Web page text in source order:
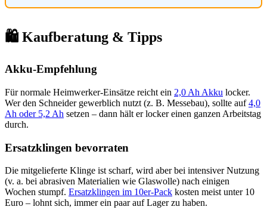
🛍 Kaufberatung & Tipps
Akku-Empfehlung
Für normale Heimwerker-Einsätze reicht ein 2,0 Ah Akku locker.
Wer den Schneider gewerblich nutzt (z. B. Messebau), sollte auf4,0
Ah oder 5,2 Ah setzen – dann hält er locker einen ganzen Arbeitstag
durch.
Ersatzklingen bevorraten
Die mitgelieferte Klinge ist scharf, wird aber bei intensiver Nutzung
(v. a. bei abrasiven Materialien wie Glaswolle) nach einigen
Wochen stumpf. Ersatzklingen im 10er-Pack kosten meist unter 10
Euro – lohnt sich, immer ein paar auf Lager zu haben.